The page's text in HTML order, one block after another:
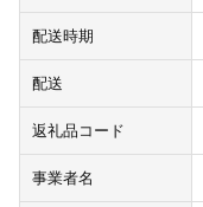
配送時期
配送
返礼品コード
事業者名